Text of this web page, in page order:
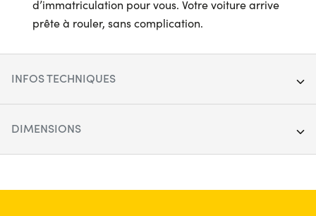
d’immatriculation pour vous. Votre voiture arrive
prête à rouler, sans complication.
INFOS TECHNIQUES
DIMENSIONS